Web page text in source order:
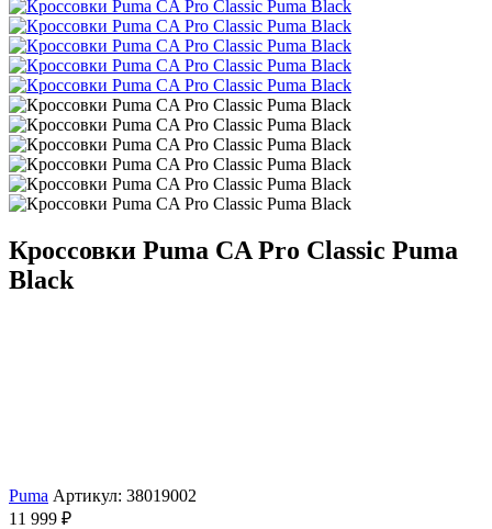
Кроссовки Puma CA Pro Classic Puma
Black
Puma Артикул: 38019002
11 999 ₽